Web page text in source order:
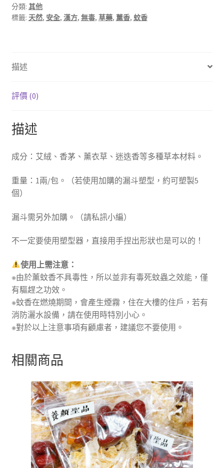
分類: 其他
標籤: 天然, 安全, 漢方, 無毒, 草藥, 薰香, 蚊香
描述
評價 (0)
描述
成分：艾絨、香茅、薰衣草、迷迭香等多種草本材料。
重量：1兩/包。（若使用加購的漏斗塑型，約可塑製5
個）
漏斗需另外加購。（請私訊小編）
不一定要使用塑型器，直接用手捏出形狀也是可以的！
使用上需注意：
※由於薰蚊香不具毒性，所以並非有毒死蚊蟲之效能，僅
有驅趕之功效。
※蚊香在燃燒期間，會產生煙霧，住在大樓的住戶，若有
消防灑水設備，請在使用時特別小心。
※對於以上注意事項有顧慮者，建議您不要使用。
相關商品